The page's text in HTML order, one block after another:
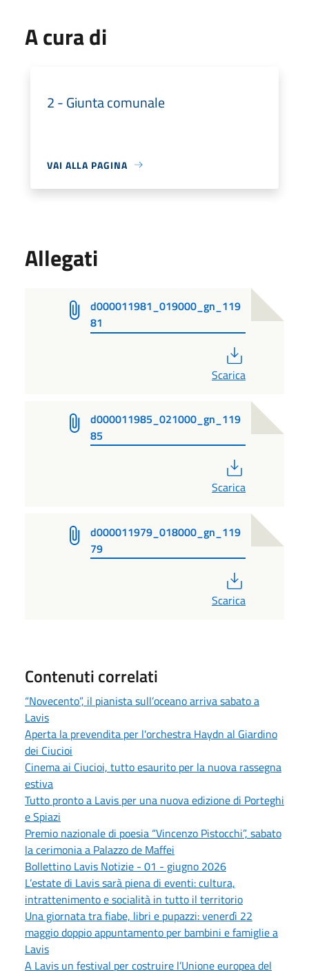
A cura di
2 - Giunta comunale
VAI ALLA PAGINA
Allegati
d000011981_019000_gn_119
81
Scarica
d000011985_021000_gn_119
85
Scarica
d000011979_018000_gn_119
79
Scarica
Contenuti correlati
“Novecento”, il pianista sull’oceano arriva sabato a
Lavis
Aperta la prevendita per l'orchestra Haydn al Giardino
dei Ciucioi
Cinema ai Ciucioi, tutto esaurito per la nuova rassegna
estiva
Tutto pronto a Lavis per una nuova edizione di Porteghi
e Spiazi
Premio nazionale di poesia “Vincenzo Pistocchi”, sabato
la cerimonia a Palazzo de Maffei
Bollettino Lavis Notizie - 01 - giugno 2026
L’estate di Lavis sarà piena di eventi: cultura,
intrattenimento e socialità in tutto il territorio
Una giornata tra fiabe, libri e pupazzi: venerdì 22
maggio doppio appuntamento per bambini e famiglie a
Lavis
A Lavis un festival per costruire l’Unione europea del